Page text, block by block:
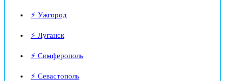
⚡ Ужгород
⚡ Луганск
⚡ Симферополь
⚡ Севастополь